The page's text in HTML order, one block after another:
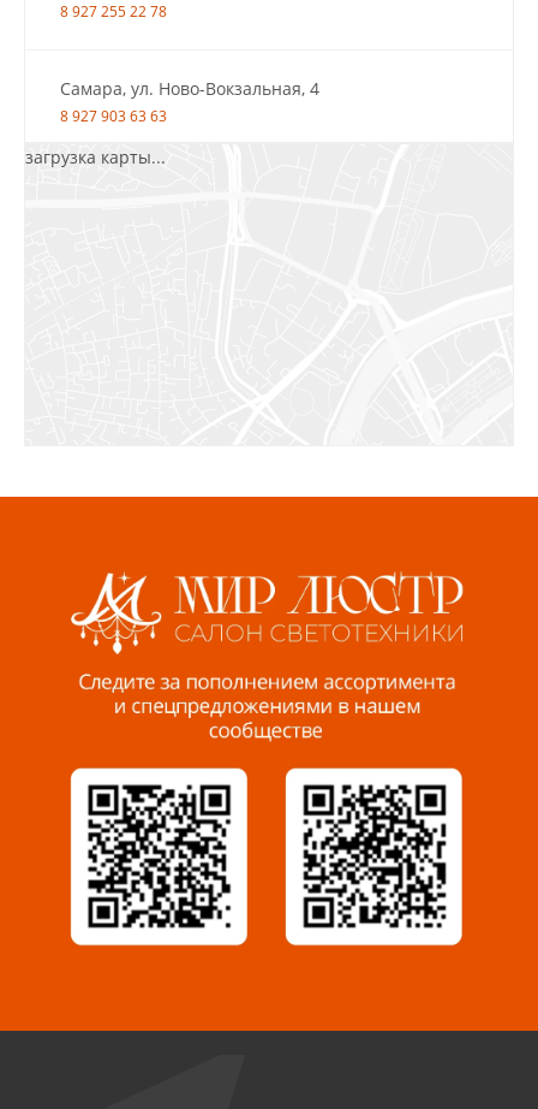
8 927 255 22 78
Самара, ул. Ново-Вокзальная, 4
8 927 903 63 63
Пенза, ул. Пролетарская, 61 ТЦ "Стройбери"
Миасс, ул. Романенко, 95
8 922 500 30 39
Сызрань, ул. Декабристов, 1А
8 927 009 54 63
Саратов, ул. Танкистов, 37 (БЦ «Дикомп»)
загрузка карты...